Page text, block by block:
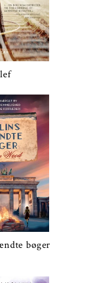
bøger